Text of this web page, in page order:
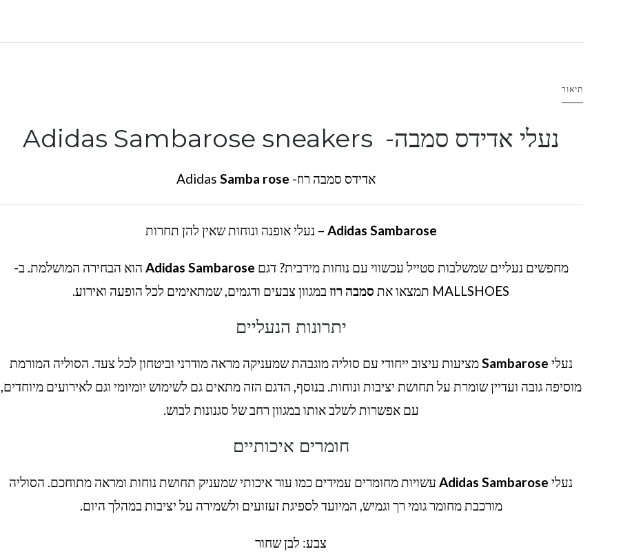
תיאור
נעלי אדידס סמבה- Adidas Sambarose sneakers
אדידס סמבה רוז- Adidas Samba rose
Adidas Sambarose – נעלי אופנה ונוחות שאין להן תחרות
מחפשים נעליים שמשלבות סטייל עכשווי עם נוחות מירבית? דגם Adidas Sambarose הוא הבחירה המושלמת. ב-
MALLSHOES תמצאו את
סמבה רוז במגוון צבעים ודגמים, שמתאימים לכל הופעה ואירוע.
יתרונות הנעליים
נעלי Sambaroseמציעות עיצוב ייחודי עם סוליה מוגבהת שמעניקה מראה מודרני וביטחון לכל צעד. הסוליה המורמת
מוסיפה גובה ועדיין שומרת על תחושת יציבות ונוחות. בנוסף, הדגם הזה מתאים גם לשימוש יומיומי וגם לאירועים מיוחדים,
עם אפשרות לשלב אותו במגוון רחב של סגנונות לבוש.
חומרים איכותיים
נעלי Adidas Sambaroseעשויות מחומרים עמידים כמו עור איכותי שמעניק תחושת נוחות ומראה מתוחכם. הסוליה
מורכבת מחומר גומי רך וגמיש, המיועד לספיגת זעזועים ולשמירה על יציבות במהלך היום.
צבע: לבן שחור